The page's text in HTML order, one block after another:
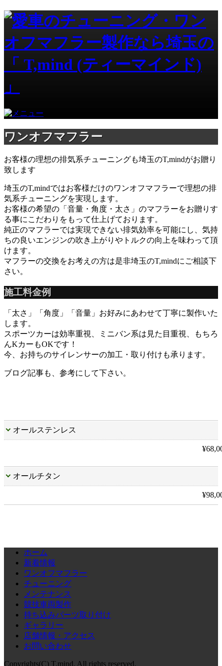
ワンオフマフラー
お客様の理想の排気系チューニングも埼玉のT,mindがお贈り
致します
埼玉のT,mindではお客様だけのワンオフマフラーで理想の排
気系チューニングを実現します。
お客様の希望の「音量・角度・太さ」のマフラーをお贈りす
る事にこだわりをもって仕上げております。
純正のマフラーでは実現できない排気効率を可能にし、気持
ちの良いエンジンの吹き上がりやトルクの向上を味わって頂
けます。
マフラーの交換をお考えの方は是非埼玉のT,mindにご相談下
さい。
施工料金例
「太さ」「角度」「音量」お好みにあわせて丁寧に製作いた
します。
スポーツカーは効率重視、ミニバン系は見た目重視、もちろ
んKカーもOKです！
今、お持ちのサイレンサーの加工・取り付けも承ります。
ブログ記事も、参考にして下さい。
オールステンレス
オールチタン
ホーム
新着情報
ワンオフマフラー
チューニング
メンテナンス
競技車両製作
持ち込みパーツ取り付け
ギャラリー
店舗情報・アクセス
お問い合わせ
Copyrights(C) T,mind. All rights reserved.